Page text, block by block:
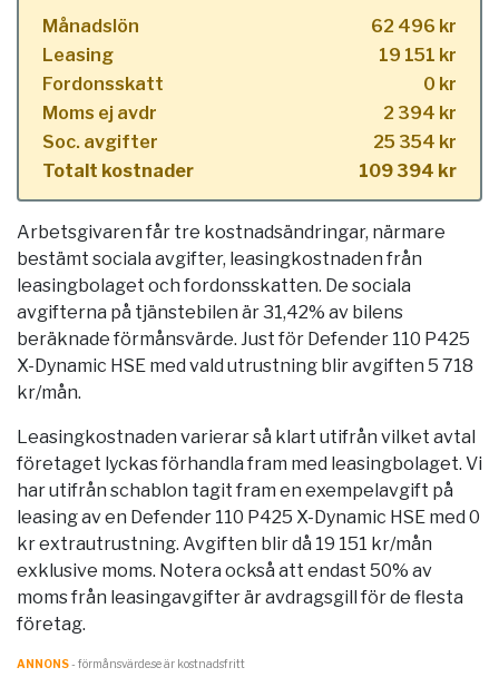
Månadslön
62 496 kr
Leasing
19 151 kr
Fordonsskatt
0 kr
Moms ej avdr
2 394 kr
Soc. avgifter
25 354 kr
Totalt kostnader
109 394 kr
Arbetsgivaren får tre kostnadsändringar, närmare
bestämt sociala avgifter, leasingkostnaden från
leasingbolaget och fordonsskatten. De sociala
avgifterna på tjänstebilen är 31,42% av bilens
beräknade förmånsvärde. Just för Defender 110 P425
X-Dynamic HSE med vald utrustning blir avgiften 5 718
kr/mån.
Leasingkostnaden varierar så klart utifrån vilket avtal
företaget lyckas förhandla fram med leasingbolaget. Vi
har utifrån schablon tagit fram en exempelavgift på
leasing av en Defender 110 P425 X-Dynamic HSE med 0
kr extrautrustning. Avgiften blir då 19 151 kr/mån
exklusive moms. Notera också att endast 50% av
moms från leasingavgifter är avdragsgill för de flesta
företag.
ANNONS- förmånsvärde.se är kostnadsfritt